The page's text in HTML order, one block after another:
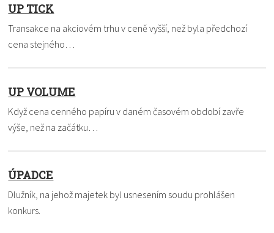
UP TICK
Transakce na akciovém trhu v ceně vyšší, než byla předchozí
cena stejného…
UP VOLUME
Když cena cenného papíru v daném časovém období zavře
výše, než na začátku…
ÚPADCE
Dlužník, na jehož majetek byl usnesením soudu prohlášen
konkurs.